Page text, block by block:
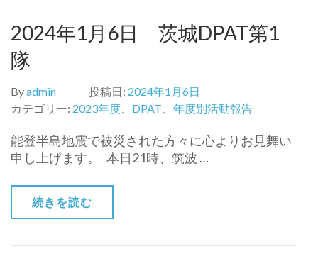
2024年1月6日 茨城DPAT第1
隊
Byadmin 投稿日: 2024年1月6日
カテゴリー: 2023年度 DPAT 年度別活動報告
能登半島地震で被災された方々に心よりお見舞い
申し上げます。 本日21時、筑波 …
続きを読む